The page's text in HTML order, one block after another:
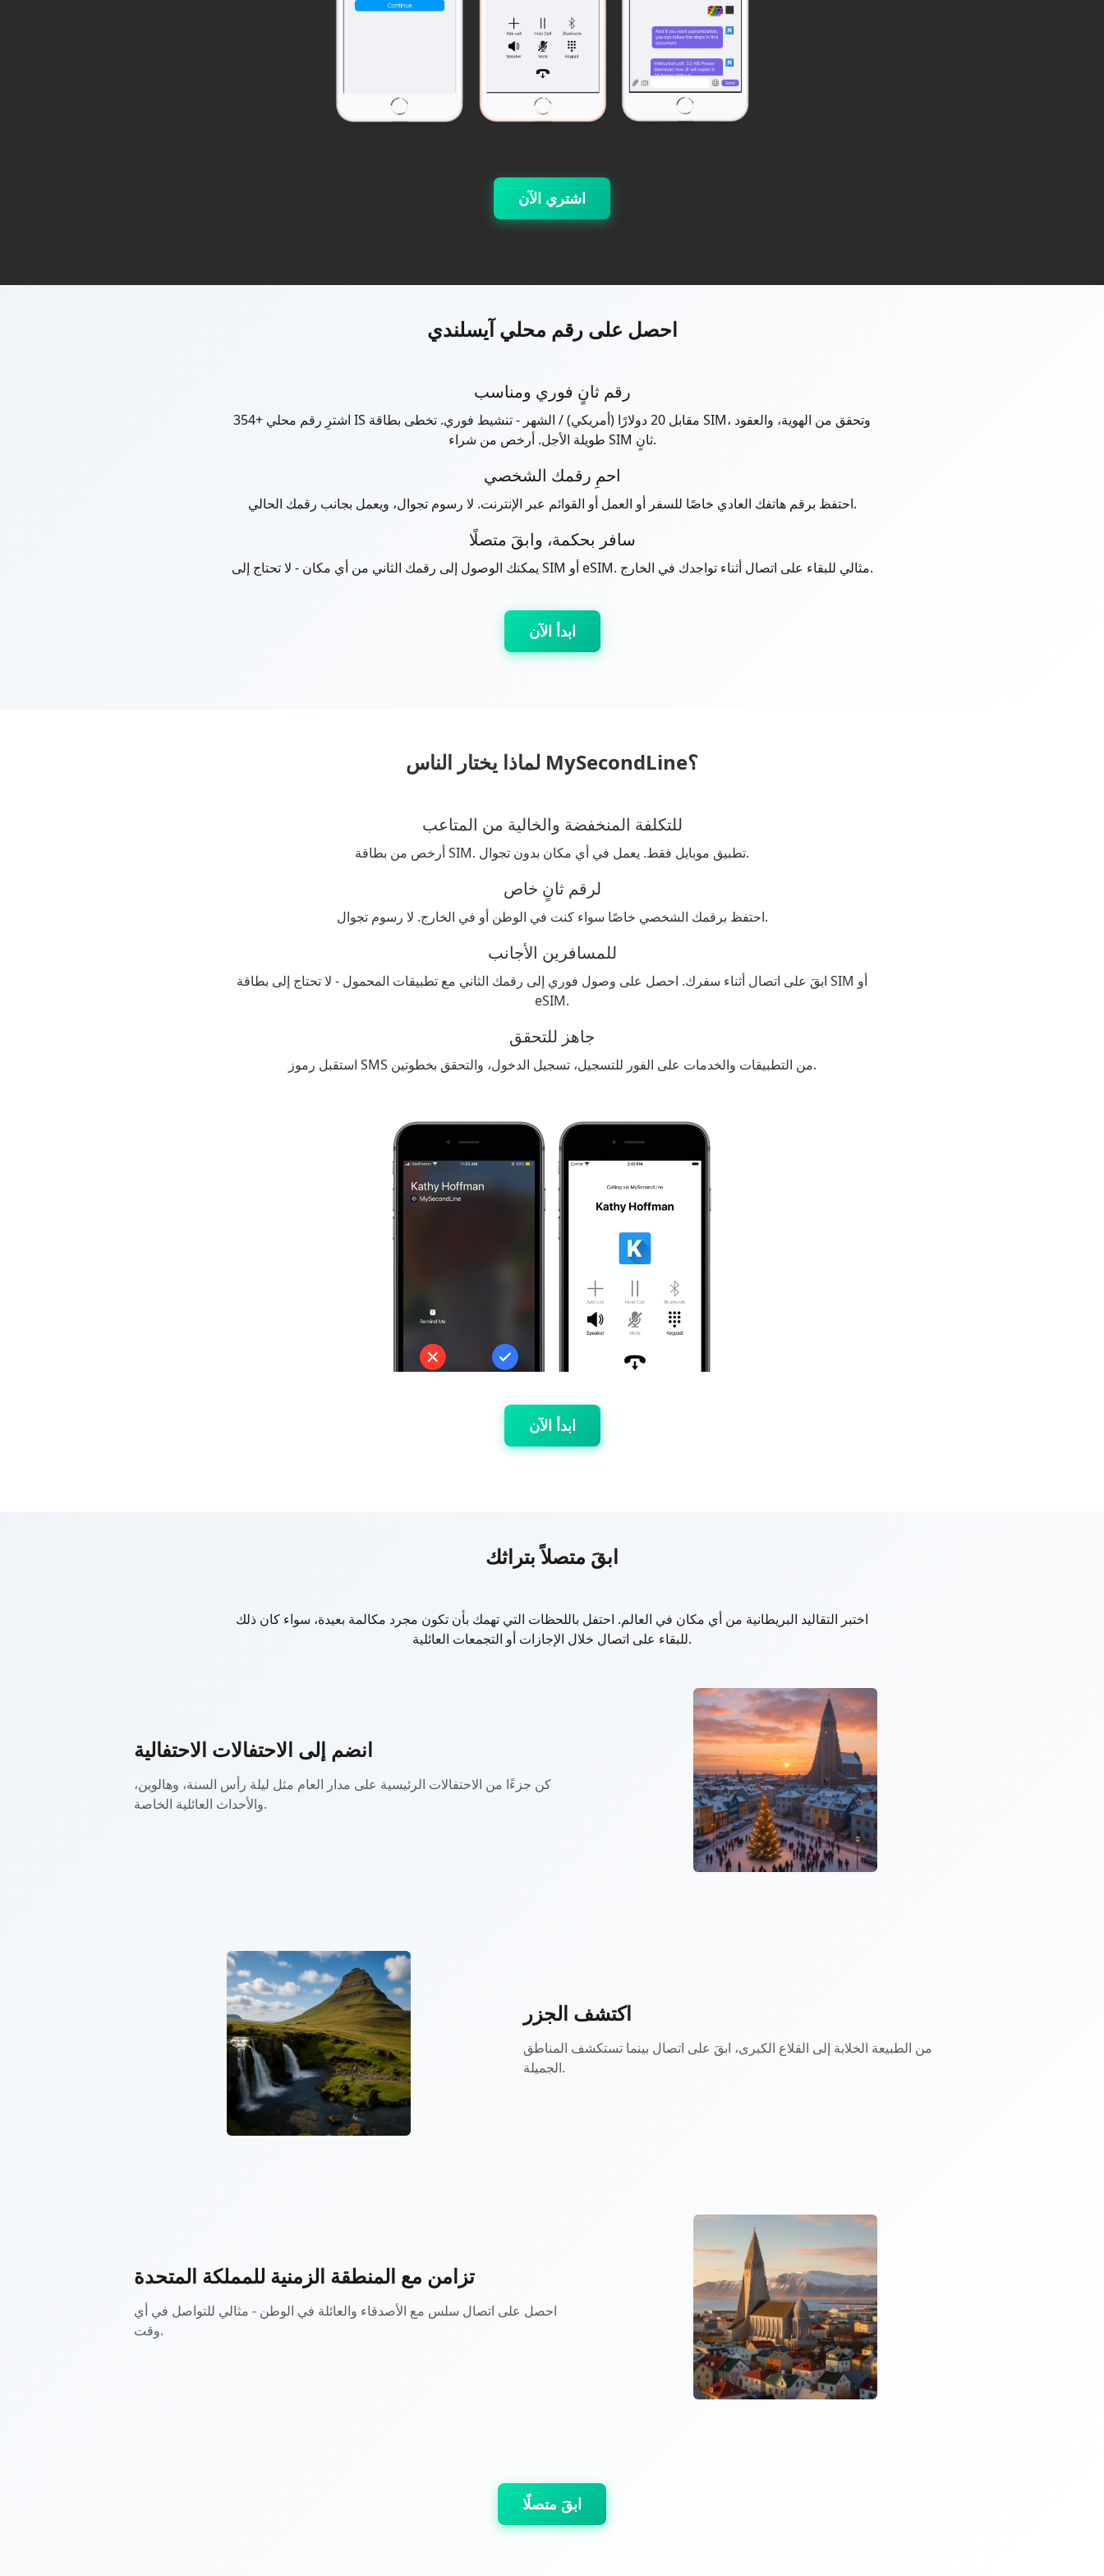
اشتري الآن
احصل على رقم محلي آيسلندي
رقم ثانٍ فوري ومناسب
اشترِ رقم محلي +354 IS مقابل 20 دولارًا (أمريكي) / الشهر - تنشيط فوري. تخطى بطاقة SIM، وتحقق من الهوية، والعقود
طويلة الأجل. أرخص من شراء SIM ثانٍ.
احمِ رقمك الشخصي
احتفظ برقم هاتفك العادي خاصًا للسفر أو العمل أو القوائم عبر الإنترنت. لا رسوم تجوال، ويعمل بجانب رقمك الحالي.
سافر بحكمة، وابقَ متصلًا
يمكنك الوصول إلى رقمك الثاني من أي مكان - لا تحتاج إلى SIM أو eSIM. مثالي للبقاء على اتصال أثناء تواجدك في الخارج.
ابدأ الآن
لماذا يختار الناس MySecondLine؟
للتكلفة المنخفضة والخالية من المتاعب
أرخص من بطاقة SIM. تطبيق موبايل فقط. يعمل في أي مكان بدون تجوال.
لرقم ثانٍ خاص
احتفظ برقمك الشخصي خاصًا سواء كنت في الوطن أو في الخارج. لا رسوم تجوال.
للمسافرين الأجانب
ابقَ على اتصال أثناء سفرك. احصل على وصول فوري إلى رقمك الثاني مع تطبيقات المحمول - لا تحتاج إلى بطاقة SIM أو
eSIM.
جاهز للتحقق
استقبل رموز SMS من التطبيقات والخدمات على الفور للتسجيل، تسجيل الدخول، والتحقق بخطوتين.
ابدأ الآن
ابقَ متصلاً بتراثك
اختبر التقاليد البريطانية من أي مكان في العالم. احتفل باللحظات التي تهمك بأن تكون مجرد مكالمة بعيدة، سواء كان ذلك
للبقاء على اتصال خلال الإجازات أو التجمعات العائلية.
انضم إلى الاحتفالات الاحتفالية
كن جزءًا من الاحتفالات الرئيسية على مدار العام مثل ليلة رأس السنة، وهالوين،
والأحداث العائلية الخاصة.
اكتشف الجزر
من الطبيعة الخلابة إلى القلاع الكبرى، ابقَ على اتصال بينما تستكشف المناطق
الجميلة.
تزامن مع المنطقة الزمنية للمملكة المتحدة
احصل على اتصال سلس مع الأصدقاء والعائلة في الوطن - مثالي للتواصل في أي
وقت.
ابقَ متصلًا